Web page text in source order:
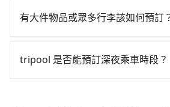
修理，每一次租車都好像在開樂透
車或者要載其他乘客的人來說就有
tripool旅步絕對是您值得信任的不
找當地導遊或者向當地居民請教，
性的取消政策，以給予乘客更多的
的同時也確保乘客的權益。
有大件物品或眾多行李該如何預訂
30吋的行李箱，但如有大件行李、
tripool 是否能預訂深夜乘車時段？